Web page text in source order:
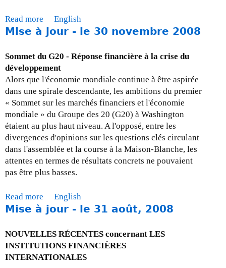
e
2
0
0
9
Read more
b
u
t
M
i
s
à
j
o
u
r
e
3
d
é
c
English
Mise à jour - le 30 novembre 2008
Sommet du G20 - Réponse financière à la crise du
développement
Alors que l'économie mondiale continue à être aspirée
dans une spirale descendante, les ambitions du premier
« Sommet sur les marchés financiers et l'économie
mondiale » du Groupe des 20 (G20) à Washington
étaient au plus haut niveau. A l'opposé, entre les
divergences d'opinions sur les questions clés circulant
dans l'assemblée et la course à la Maison-Blanche, les
attentes en termes de résultats concrets ne pouvaient
pas être plus basses.
Read more
b
u
t
M
English
Mise à jour - le 31 août, 2008
NOUVELLES RÉCENTES concernant LES
INSTITUTIONS FINANCIÈRES
INTERNATIONALES